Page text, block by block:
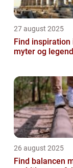
27 august 2025
Find inspiration
myter og
26 august 2025
Find balancen